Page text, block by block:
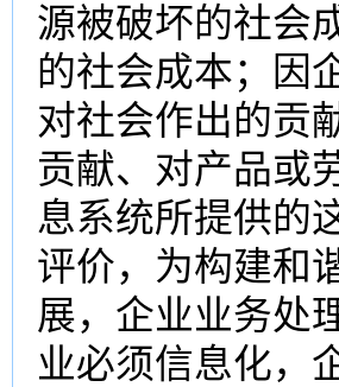
源被破坏的社会
的社会成本；因
对社会作出的贡
贡献、对产品或
息系统所提供的
评价，为构建和
展，企业业务处
业必须信息化，